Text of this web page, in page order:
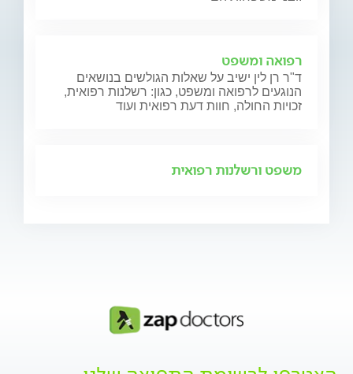
רפואה ומשפט
ד"ר רן לין ישיב על שאלות הגולשים בנושאים
הנוגעים לרפואה ומשפט, כגון: רשלנות רפואית,
זכויות החולה, חוות דעת רפואית ועוד
משפט ורשלנות רפואית